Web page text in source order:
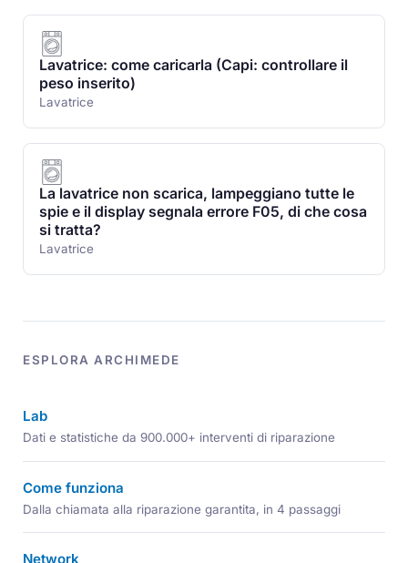
Lavatrice: come caricarla (Capi: controllare il
peso inserito)
Lavatrice
La lavatrice non scarica, lampeggiano tutte le
spie e il display segnala errore F05, di che cosa
si tratta?
Lavatrice
ESPLORA ARCHIMEDE
Lab
Dati e statistiche da 900.000+ interventi di riparazione
Come funziona
Dalla chiamata alla riparazione garantita, in 4 passaggi
Network